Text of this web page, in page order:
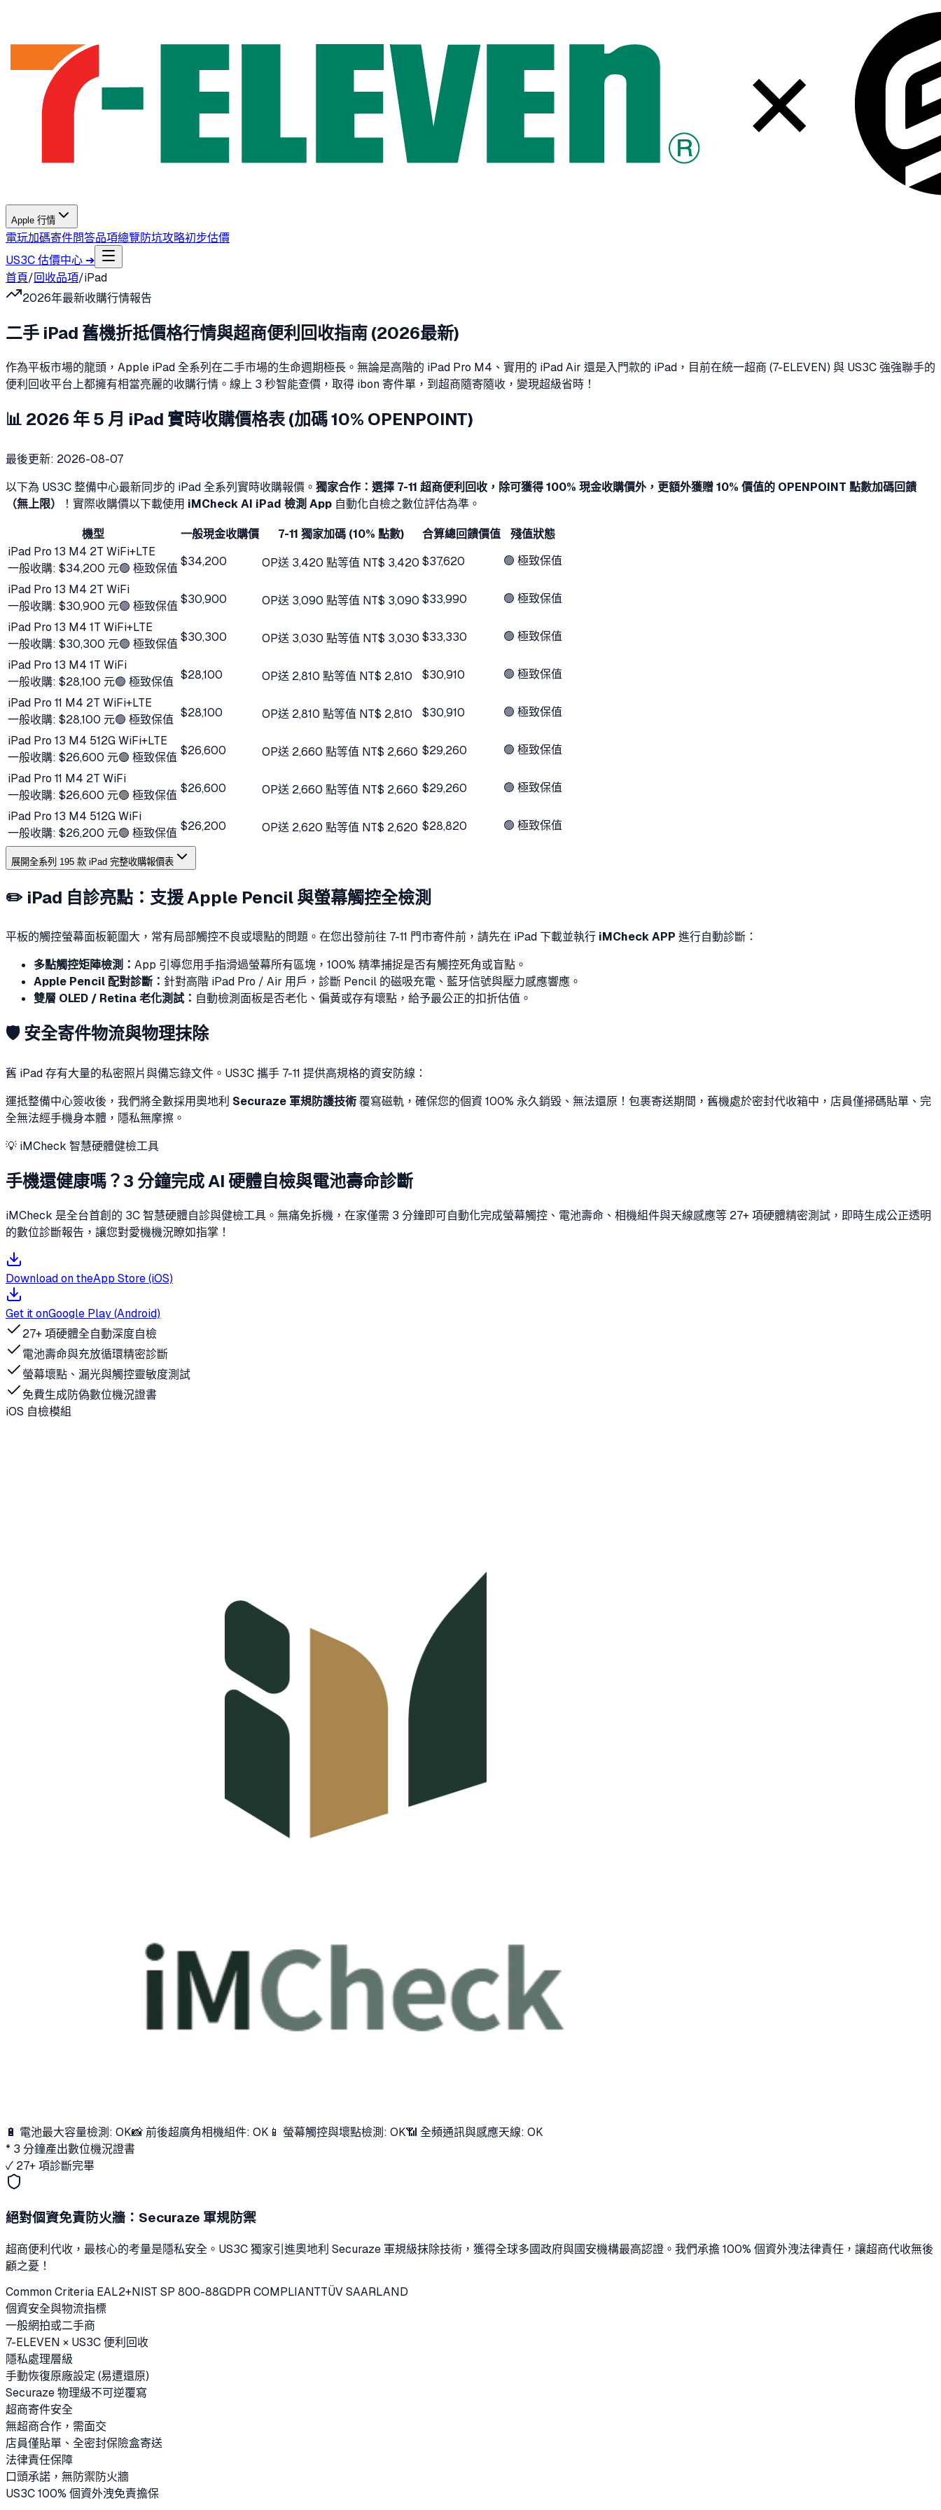
Apple 行情
電玩加碼寄件問答品項總覽防坑攻略初步估價
US3C 估價中心 ➔
首頁/回收品項/iPad
2026年最新收購行情報告
二手 iPad 舊機折抵價格行情與超商便利回收指南 (2026最新)
作為平板市場的龍頭，Apple iPad 全系列在二手市場的生命週期極長。無論是高階的 iPad Pro M4、實用的 iPad Air 還是入門款的 iPad，目前在統一超商 (7-ELEVEN) 與 US3C 強強聯手的
便利回收平台上都擁有相當亮麗的收購行情。線上 3 秒智能查價，取得 ibon 寄件單，到超商隨寄隨收，變現超級省時！
📊 2026 年 5 月 iPad 實時收購價格表 (加碼 10% OPENPOINT)
最後更新: 2026-08-07
以下為 US3C 整備中心最新同步的 iPad 全系列實時收購報價。 獨家合作：選擇 7-11 超商便利回收，除可獲得 100% 現金收購價外，更額外獲贈 10% 價值的 OPENPOINT 點數加碼回饋
（無上限）
！實際收購價以下載使用 iMCheck AI iPad 檢測 App 自動化自檢之數位評估為準。
機型 一般現金收購價 7-11 獨家加碼 (10% 點數) 合算總回饋價值
殘值狀態
iPad Pro 13 M4 2T WiFi+LTE
一般收購: $34,200 元🟢 極致保值 $34,200 OP送 3,420 點等值 NT$ 3,420 $37,620
🟢 極致保值
iPad Pro 13 M4 2T WiFi
一般收購: $30,900 元🟢 極致保值 $30,900 OP送 3,090 點等值 NT$ 3,090 $33,990
🟢 極致保值
iPad Pro 13 M4 1T WiFi+LTE
一般收購: $30,300 元🟢 極致保值 $30,300 OP送 3,030 點等值 NT$ 3,030 $33,330
🟢 極致保值
iPad Pro 13 M4 1T WiFi
一般收購: $28,100 元🟢 極致保值 $28,100 OP送 2,810 點等值 NT$ 2,810 $30,910
🟢 極致保值
iPad Pro 11 M4 2T WiFi+LTE
一般收購: $28,100 元🟢 極致保值 $28,100 OP送 2,810 點等值 NT$ 2,810 $30,910
🟢 極致保值
iPad Pro 13 M4 512G WiFi+LTE
一般收購: $26,600 元🟢 極致保值 $26,600 OP送 2,660 點等值 NT$ 2,660 $29,260
🟢 極致保值
iPad Pro 11 M4 2T WiFi
一般收購: $26,600 元🟢 極致保值 $26,600 OP送 2,660 點等值 NT$ 2,660 $29,260
🟢 極致保值
iPad Pro 13 M4 512G WiFi
一般收購: $26,200 元🟢 極致保值 $26,200 OP送 2,620 點等值 NT$ 2,620 $28,820 🟢 極致保值
展開全系列 195 款 iPad 完整收購報價表
✏️ iPad 自診亮點：支援 Apple Pencil 與螢幕觸控全檢測
平板的觸控螢幕面板範圍大，常有局部觸控不良或壞點的問題。在您出發前往 7-11 門市寄件前，請先在 iPad 下載並執行 iMCheck APP 進行自動診斷：
多點觸控矩陣檢測： App 引導您用手指滑過螢幕所有區塊，100% 精準捕捉是否有觸控死角或盲點。
Apple Pencil 配對診斷： 針對高階 iPad Pro / Air 用戶，診斷 Pencil 的磁吸充電、藍牙信號與壓力感應響應。
雙層 OLED / Retina 老化測試： 自動檢測面板是否老化、偏黃或存有壞點，給予最公正的扣折估值。
🛡️ 安全寄件物流與物理抹除
舊 iPad 存有大量的私密照片與備忘錄文件。US3C 攜手 7-11 提供高規格的資安防線：
運抵整備中心簽收後，我們將全數採用奧地利 Securaze 軍規防護技術覆寫磁軌，確保您的個資 100% 永久銷毀、無法還原！包裹寄送期間，舊機處於密封代收箱中，店員僅掃碼貼單、完
全無法經手機身本體，隱私無摩擦。
💡 iMCheck 智慧硬體健檢工具
手機還健康嗎？3 分鐘完成 AI 硬體自檢與電池壽命診斷
iMCheck 是全台首創的 3C 智慧硬體自診與健檢工具。無痛免拆機，在家僅需 3 分鐘即可自動化完成螢幕觸控、電池壽命、相機組件與天線感應等 27+ 項硬體精密測試，即時生成公正透明
的數位診斷報告，讓您對愛機機況瞭如指掌！
Download on theApp Store (iOS)
Get it onGoogle Play (Android)
27+ 項硬體全自動深度自檢
電池壽命與充放循環精密診斷
螢幕壞點、漏光與觸控靈敏度測試
免費生成防偽數位機況證書
iOS 自檢模組
🔋 電池最大容量檢測: OK📸 前後超廣角相機組件: OK 📱 螢幕觸控與壞點檢測: OK📶 全頻通訊與感應天線: OK
* 3 分鐘產出數位機況證書
✓ 27+ 項診斷完畢
絕對個資免責防火牆：Securaze 軍規防禦
超商便利代收，最核心的考量是隱私安全。US3C 獨家引進奧地利 Securaze 軍規級抹除技術，獲得全球多國政府與國安機構最高認證。我們承擔 100% 個資外洩法律責任，讓超商代收無後
顧之憂！
Common Criteria EAL2+NIST SP 800-88GDPR COMPLIANTTÜV SAARLAND
個資安全與物流指標
一般網拍或二手商
7-ELEVEN × US3C 便利回收
隱私處理層級
手動恢復原廠設定 (易遭還原)
Securaze 物理級不可逆覆寫
超商寄件安全
無超商合作，需面交
店員僅貼單、全密封保險盒寄送
法律責任保障
口頭承諾，無防禦防火牆
US3C 100% 個資外洩免責擔保